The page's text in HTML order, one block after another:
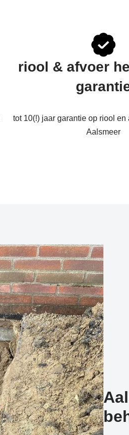
riool & afvoer
tot 10(!) jaar garantie op riool en
Aalsmeer